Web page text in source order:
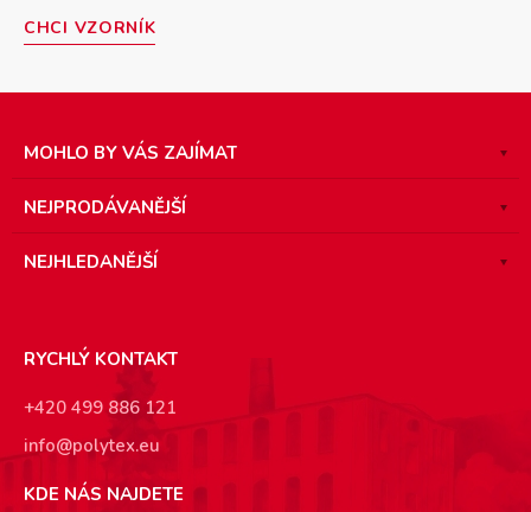
CHCI VZORNÍK
MOHLO BY VÁS ZAJÍMAT
NEJPRODÁVANĚJŠÍ
NEJHLEDANĚJŠÍ
RYCHLÝ KONTAKT
+420 499 886 121
info@polytex.eu
KDE NÁS NAJDETE